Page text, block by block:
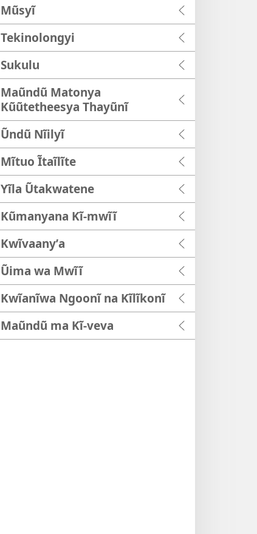
Mũsyĩ
Tekinolongyi
Sukulu
Maũndũ Matonya
Kũũtetheesya Thayũnĩ
Ũndũ Nĩilyĩ
Mĩtuo Ĩtaĩlĩte
Yĩla Ũtakwatene
Kũmanyana Kĩ-mwĩĩ
Kwĩvaanyʼa
Ũima wa Mwĩĩ
Kwĩanĩwa Ngoonĩ na Kĩlĩkonĩ
Maũndũ ma Kĩ-veva